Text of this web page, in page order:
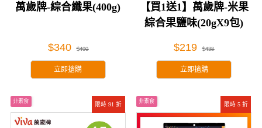
萬歲牌-綜合纖果(400g)
$340 $400
立即搶購
【買1送1】萬歲牌-米果
綜合果鹽味(20gX9包)
$219 $438
立即搶購
限時 91 折
非素食
限時 5 折
非素食